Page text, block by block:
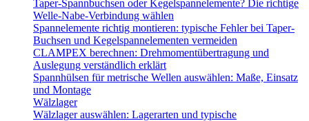
Taper-Spannbuchsen oder Kegelspannelemente? Die richtige
Welle-Nabe-Verbindung wählen
Spannelemente richtig montieren: typische Fehler bei Taper-
Buchsen und Kegelspannelementen vermeiden
CLAMPEX berechnen: Drehmomentübertragung und
Auslegung verständlich erklärt
Spannhülsen für metrische Wellen auswählen: Maße, Einsatz
und Montage
Wälzlager
Wälzlager auswählen: Lagerarten und typische